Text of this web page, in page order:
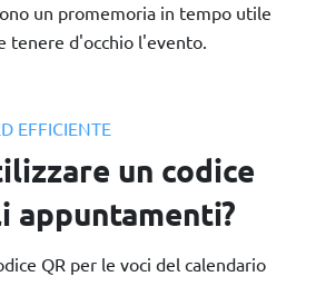
un promemoria in tempo utile
tenere d'occhio l'evento.
EFFICIENTE
un codice
appuntamenti?
QR per le voci del calendario